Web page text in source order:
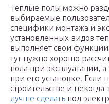
Теплые полы можно
выбираемые
специфики монтажа и
установленных видов
выполняет свои
тут нужно хорошо
пола при эксплуатации,
при его установке. Если
строительстве и
лучше сделать пол